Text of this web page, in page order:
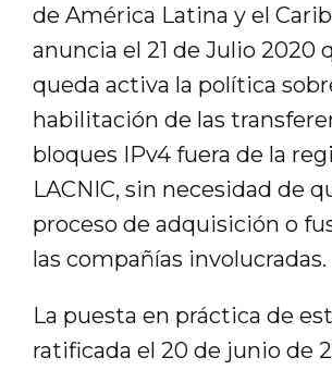
de América Latina y el
anuncia el 21 de Julio 2020
queda activa la política
habilitación de las
bloques IPv4 fuera de la
LACNIC, sin necesidad de
proceso de adquisición o
las compañías involucradas.
La puesta en práctica de
ratificada el 20 de junio de